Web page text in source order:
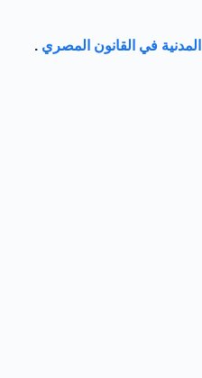
المدنية في القانون المصري .